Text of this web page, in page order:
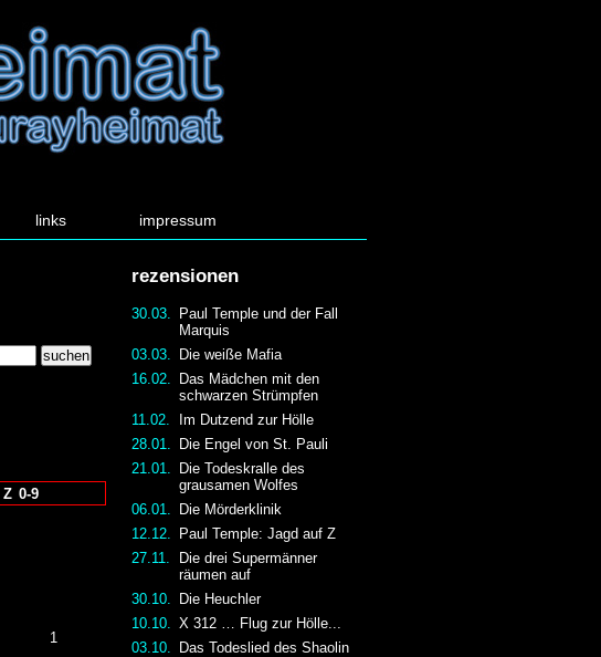
links impressum
rezensionen
30.03.
Paul Temple und der Fall
Marquis
03.03.
Die weiße Mafia
16.02.
Das Mädchen mit den
schwarzen Strümpfen
11.02.
Im Dutzend zur Hölle
28.01.
Die Engel von St. Pauli
21.01.
Die Todeskralle des
grausamen Wolfes
06.01.
Die Mörderklinik
12.12.
Paul Temple: Jagd auf Z
27.11.
Die drei Supermänner
räumen auf
30.10.
Die Heuchler
10.10.
X 312 … Flug zur Hölle...
03.10.
Das Todeslied des Shaolin
Z 0-9
1